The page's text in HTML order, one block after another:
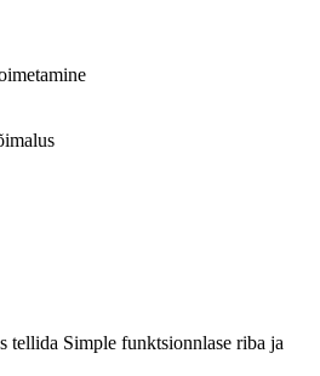
tellida Simple funktsionnlase riba ja